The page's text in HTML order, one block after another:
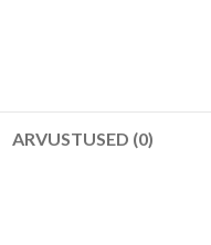
ARVUSTUSED (0)